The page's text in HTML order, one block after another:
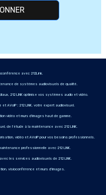
avec 212Link.
de systèmes audiovisuels de qualité.
212 LINK optimise vos systèmes audio et vidéo.
AVoIP : 212 LINK, votre expert audiovisuel.
vidéo et murs d'images haut de gamme.
de l'étude à la maintenance avec 212 LINK.
vidéo et AVoIP pour vos besoins professionnels.
professionnelle avec 212 LINK.
les services audiovisuels de 212 LINK.
visioconférence et murs d'images.